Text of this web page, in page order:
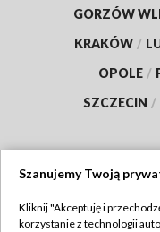
GORZÓW
KRAKÓW /
OPOLE /
SZCZECIN /
Szanujemy Twoją
Kliknij "Akceptuję i
korzystanie z technologii